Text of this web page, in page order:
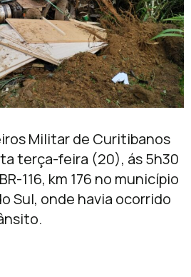
Militar de Curitibanos
terça-feira (20), ás 5h30
116, km 176 no município
Sul, onde havia ocorrido